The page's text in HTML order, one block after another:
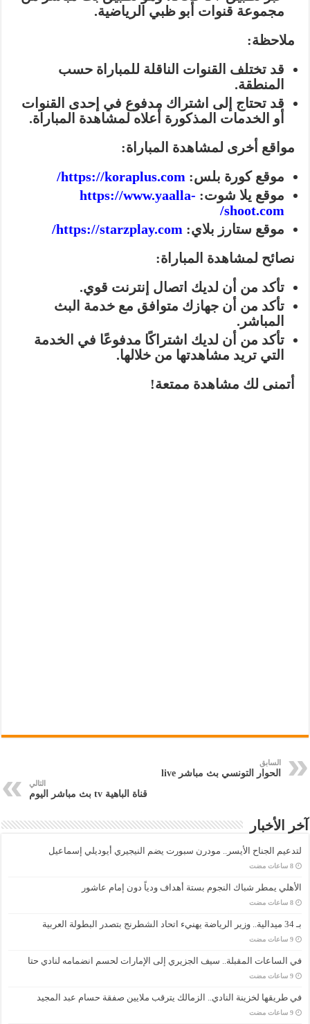
مجموعة قنوات أبو ظبي الرياضية.
ملاحظة:
قد تختلف القنوات الناقلة للمباراة حسب
المنطقة.
قد تحتاج إلى اشتراك مدفوع في إحدى القنوات
أو الخدمات المذكورة أعلاه لمشاهدة المباراة.
مواقع أخرى لمشاهدة المباراة:
موقع كورة بلس: https://koraplus.com/
موقع يلا شوت: https://www.yaalla-
shoot.com/
موقع ستارز بلاي: https://starzplay.com/
نصائح لمشاهدة المباراة:
تأكد من أن لديك اتصال إنترنت قوي.
تأكد من أن جهازك متوافق مع خدمة البث
المباشر.
تأكد من أن لديك اشتراكًا مدفوعًا في الخدمة
التي تريد مشاهدتها من خلالها.
أتمنى لك مشاهدة ممتعة!
السابق
الحوار التونسي بث مباشر live
التالي
قناة الباهية tv بث مباشر اليوم
آخر الأخبار
لتدعيم الجناح الأيسر.. مودرن سبورت يضم النيجيري أيوديلي إسماعيل
‏8 ساعات مضت
الأهلي يمطر شباك النجوم بستة أهداف ودياً دون إمام عاشور
‏8 ساعات مضت
بـ 34 ميدالية.. وزير الرياضة يهنيء اتحاد الشطرنج بتصدر البطولة العربية
‏9 ساعات مضت
في الساعات المقبلة.. سيف الجزيري إلى الإمارات لحسم انضمامه لنادي حتا
‏9 ساعات مضت
في طريقها لخزينة النادي.. الزمالك يترقب ملايين صفقة حسام عبد المجيد
‏9 ساعات مضت